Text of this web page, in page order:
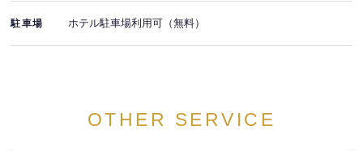
駐車場 ホテル駐車場利用可（無料）
OTHER SERVICE